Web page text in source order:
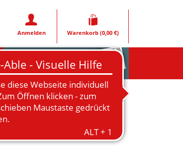
Anmelden Warenkorb (0,00 €)
Rezeptfoto